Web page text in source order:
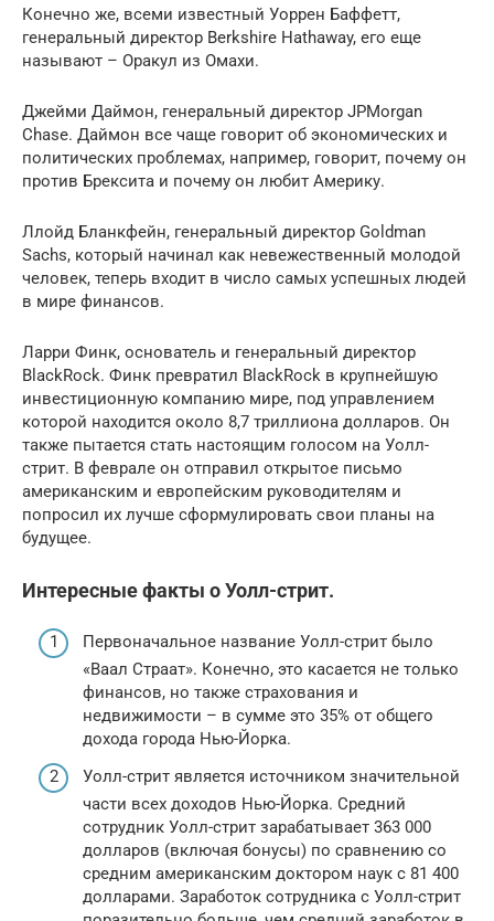
Конечно же, всеми известный Уоррен Баффетт,
генеральный директор Berkshire Hathaway, его еще
называют – Оракул из Омахи.
Джейми Даймон, генеральный директор JPMorgan
Chase. Даймон все чаще говорит об экономических и
политических проблемах, например, говорит, почему он
против Брексита и почему он любит Америку.
Ллойд Бланкфейн, генеральный директор Goldman
Sachs, который начинал как невежественный молодой
человек, теперь входит в число самых успешных людей
в мире финансов.
Ларри Финк, основатель и генеральный директор
BlackRock. Финк превратил BlackRock в крупнейшую
инвестиционную компанию мире, под управлением
которой находится около 8,7 триллиона долларов. Он
также пытается стать настоящим голосом на Уолл-
стрит. В феврале он отправил открытое письмо
американским и европейским руководителям и
попросил их лучше сформулировать свои планы на
будущее.
Интересные факты о Уолл-стрит.
Первоначальное название Уолл-стрит было
«Ваал Страат». Конечно, это касается не только
финансов, но также страхования и
недвижимости – в сумме это 35% от общего
дохода города Нью-Йорка.
Уолл-стрит является источником значительной
части всех доходов Нью-Йорка. Средний
сотрудник Уолл-стрит зарабатывает 363 000
долларов (включая бонусы) по сравнению со
средним американским доктором наук с 81 400
долларами. Заработок сотрудника с Уолл-стрит